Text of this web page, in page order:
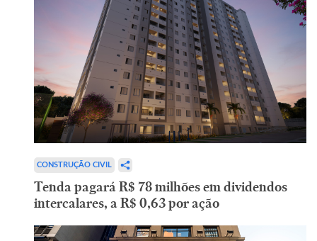
CONSTRUÇÃO CIVIL
Tenda pagará R$ 78 milhões em dividendos
intercalares, a R$ 0,63 por ação